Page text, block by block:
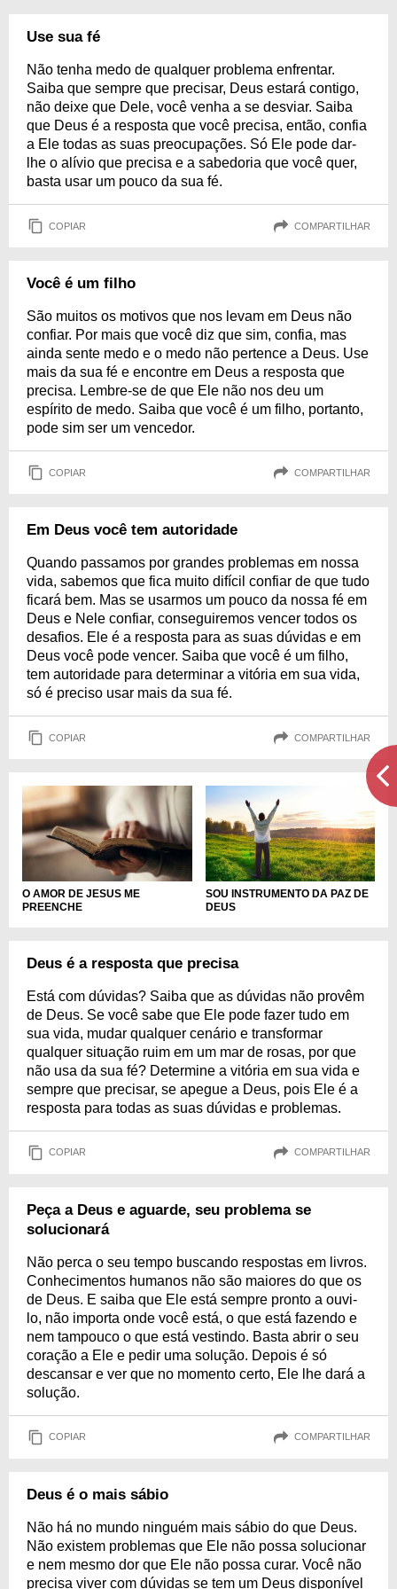
Use sua fé
Não tenha medo de qualquer problema enfrentar.
Saiba que sempre que precisar, Deus estará contigo,
não deixe que Dele, você venha a se desviar. Saiba
que Deus é a resposta que você precisa, então, confia
a Ele todas as suas preocupações. Só Ele pode dar-
lhe o alívio que precisa e a sabedoria que você quer,
basta usar um pouco da sua fé.
COPIAR COMPARTILHAR
Você é um filho
São muitos os motivos que nos levam em Deus não
confiar. Por mais que você diz que sim, confia, mas
ainda sente medo e o medo não pertence a Deus. Use
mais da sua fé e encontre em Deus a resposta que
precisa. Lembre-se de que Ele não nos deu um
espírito de medo. Saiba que você é um filho, portanto,
pode sim ser um vencedor.
COPIAR COMPARTILHAR
Em Deus você tem autoridade
Quando passamos por grandes problemas em nossa
vida, sabemos que fica muito difícil confiar de que tudo
ficará bem. Mas se usarmos um pouco da nossa fé em
Deus e Nele confiar, conseguiremos vencer todos os
desafios. Ele é a resposta para as suas dúvidas e em
Deus você pode vencer. Saiba que você é um filho,
tem autoridade para determinar a vitória em sua vida,
só é preciso usar mais da sua fé.
COPIAR COMPARTILHAR
O AMOR DE JESUS ME
PREENCHE
SOU INSTRUMENTO DA PAZ DE
DEUS
Deus é a resposta que precisa
Está com dúvidas? Saiba que as dúvidas não provêm
de Deus. Se você sabe que Ele pode fazer tudo em
sua vida, mudar qualquer cenário e transformar
qualquer situação ruim em um mar de rosas, por que
não usa da sua fé? Determine a vitória em sua vida e
sempre que precisar, se apegue a Deus, pois Ele é a
resposta para todas as suas dúvidas e problemas.
COPIAR COMPARTILHAR
Peça a Deus e aguarde, seu problema se
solucionará
Não perca o seu tempo buscando respostas em livros.
Conhecimentos humanos não são maiores do que os
de Deus. E saiba que Ele está sempre pronto a ouvi-
lo, não importa onde você está, o que está fazendo e
nem tampouco o que está vestindo. Basta abrir o seu
coração a Ele e pedir uma solução. Depois é só
descansar e ver que no momento certo, Ele lhe dará a
solução.
COPIAR COMPARTILHAR
Deus é o mais sábio
Não há no mundo ninguém mais sábio do que Deus.
Não existem problemas que Ele não possa solucionar
e nem mesmo dor que Ele não possa curar. Você não
precisa viver com dúvidas se tem um Deus disponível